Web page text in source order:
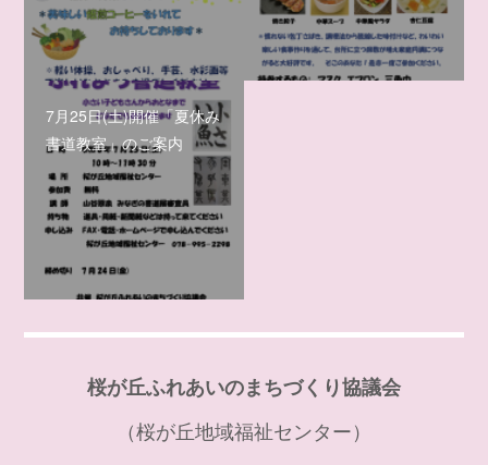
7月25日(土)開催「夏休み
書道教室」のご案内
桜が丘ふれあいのまちづくり協議会
（桜が丘地域福祉センター）